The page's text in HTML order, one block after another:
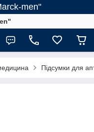
men"
Підсумки для